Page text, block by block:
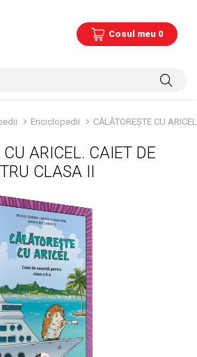
Cosul meu 0
Enciclopedii CĂLĂTOREȘTE CU
ARICEL. CAIET DE
CLASA II